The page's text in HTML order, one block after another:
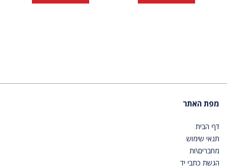
מפת האתר
דף הבית
תנאי שימוש
מחברים\ות
הגשת כתבי יד